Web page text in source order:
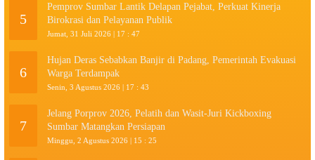
5
Pemprov Sumbar Lantik Delapan Pejabat, Perkuat Kinerja
Birokrasi dan Pelayanan Publik
Jumat, 31 Juli 2026 | 17 : 47
6
Hujan Deras Sebabkan Banjir di Padang, Pemerintah Evakuasi
Warga Terdampak
Senin, 3 Agustus 2026 | 17 : 43
7
Jelang Porprov 2026, Pelatih dan Wasit-Juri Kickboxing
Sumbar Matangkan Persiapan
Minggu, 2 Agustus 2026 | 15 : 25